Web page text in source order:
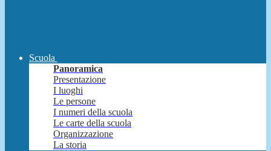
Scuola
Panoramica
Presentazione
I luoghi
Le persone
I numeri della scuola
Le carte della scuola
Organizzazione
La storia